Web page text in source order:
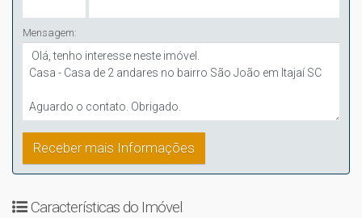
Mensagem:
Características do Imóvel